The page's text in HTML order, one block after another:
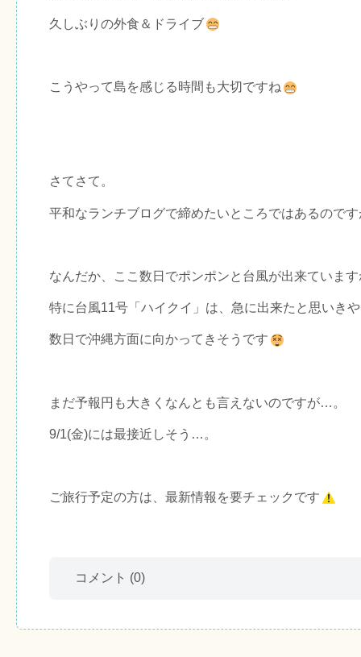
久しぶりの外食＆ドライブ
こうやって島を感じる時間も大切ですね
さてさて。
平和なランチブログで締めたいところではあるので
なんだか、ここ数日でポンポンと台風が出来ています
特に台風11号「ハイクイ」は、急に出来たと思いきや
数日で沖縄方面に向かってきそうです
まだ予報円も大きくなんとも言えないのですが…。
9/1(金)には最接近しそう…。
ご旅行予定の方は、最新情報を要チェックです
コメント (0)